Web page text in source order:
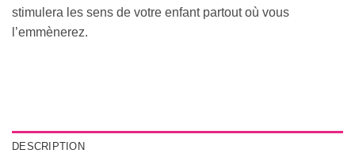
stimulera les sens de votre enfant partout où vous
l’emmènerez.
DESCRIPTION